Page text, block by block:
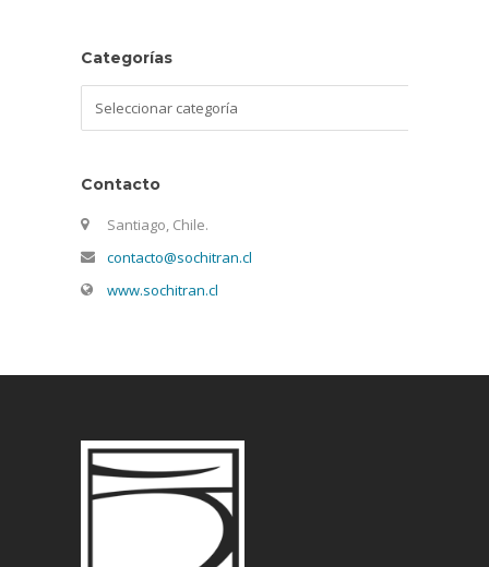
Categorías
Contacto
Santiago, Chile.
contacto@sochitran.cl
www.sochitran.cl